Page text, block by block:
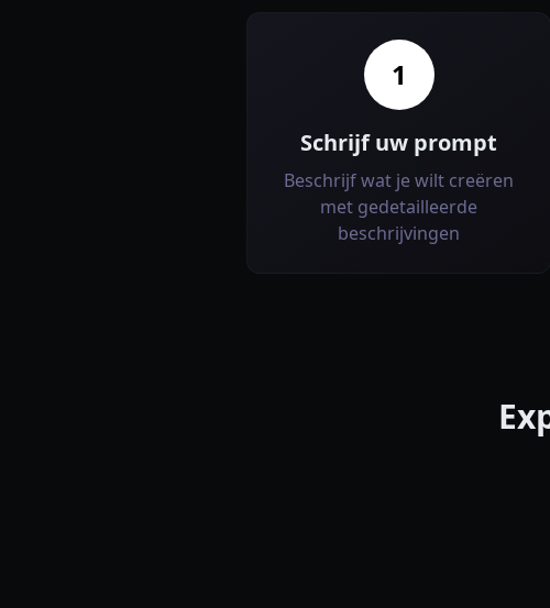
1
Schrijf uw prompt
Beschrijf wat je wilt creëren
met gedetailleerde
beschrijvingen